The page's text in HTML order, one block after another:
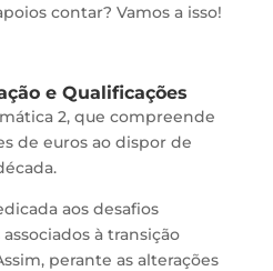
contar? Vamos a isso!
e Qualificações
2, que compreende
de euros ao dispor de
aos desafios
à transição
perante as alterações